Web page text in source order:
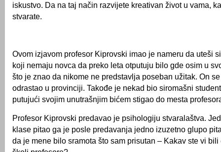
iskustvo. Da na taj način razvijete kreativan život u vama,
stvarate.
Ovom izjavom profesor Kiprovski imao je nameru da uteši
koji nemaju novca da preko leta otputuju bilo gde osim u
što je znao da nikome ne predstavlja poseban užitak. On
odrastao u provinciji. Takođe je nekad bio siromašni
putujući svojim unutrašnjim bićem stigao do mesta
Profesor Kiprovski predavao je psihologiju stvaralaštva.
klase pitao ga je posle predavanja jedno izuzetno glupo
da je mene bilo sramota što sam prisutan – Kakav ste vi